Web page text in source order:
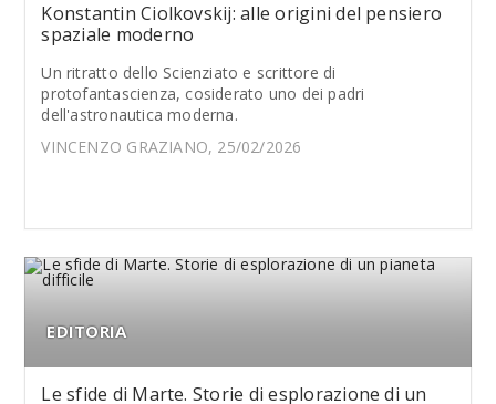
Konstantin Ciolkovskij: alle origini del pensiero
spaziale moderno
Un ritratto dello Scienziato e scrittore di
protofantascienza, cosiderato uno dei padri
dell'astronautica moderna.
VINCENZO GRAZIANO, 25/02/2026
EDITORIA
Le sfide di Marte. Storie di esplorazione di un